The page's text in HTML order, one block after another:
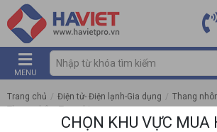
MENU
Trang chủ / Điện tử- Điện lạnh-Gia dụng / Thang
Thang nhôm Tungshing
CHỌN KHU VỰC MUA